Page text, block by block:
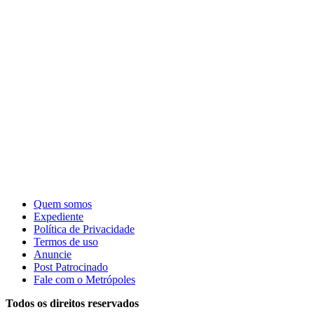
Quem somos
Expediente
Política de Privacidade
Termos de uso
Anuncie
Post Patrocinado
Fale com o Metrópoles
Todos os direitos reservados